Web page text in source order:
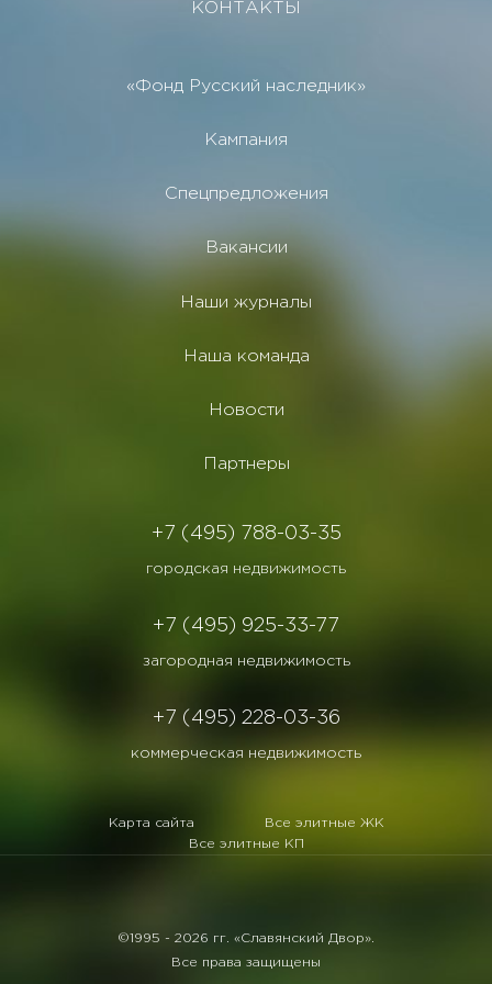
КОНТАКТЫ
«Фонд Русский наследник»
Кампания
Спецпредложения
Вакансии
Наши журналы
Наша команда
Новости
Партнеры
+7 (495) 788-03-35
городская недвижимость
+7 (495) 925-33-77
загородная недвижимость
+7 (495) 228-03-36
коммерческая недвижимость
Карта сайта
Все элитные ЖК
Все элитные КП
©1995 - 2026 гг. «Славянский Двор».
Все права защищены